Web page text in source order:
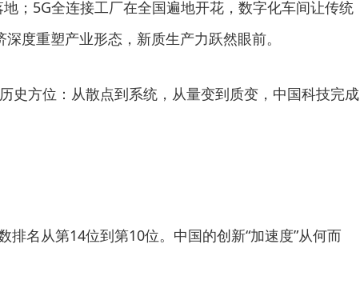
；5G全连接工厂在全国遍地开花，数字化车间让传统
度重塑产业形态，新质生产力跃然眼前。
方位：从散点到系统，从量变到质变，中国科技完成
名从第14位到第10位。中国的创新“加速度”从何而